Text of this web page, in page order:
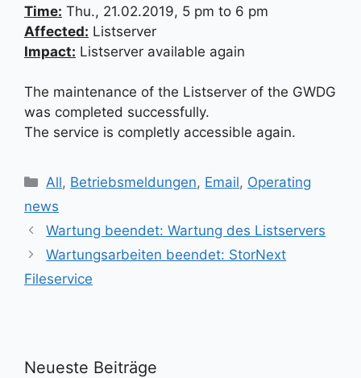
Time: Thu., 21.02.2019, 5 pm to 6 pm
Affected: Listserver
Impact: Listserver available again
The maintenance of the Listserver of the GWDG
was completed successfully.
The service is completly accessible again.
Kategorien
All, Betriebsmeldungen, Email, Operating
news
Wartung beendet: Wartung des Listservers
Wartungsarbeiten beendet: StorNext
Fileservice
Neueste Beiträge